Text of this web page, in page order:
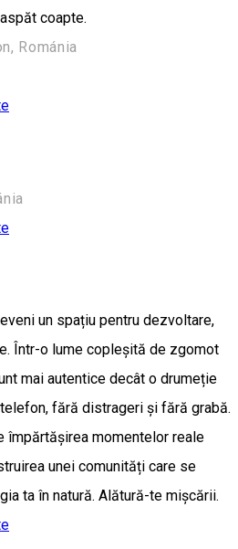
coapte.
Románia
un spațiu pentru dezvoltare,
Într-o lume copleșită de zgomot
mai autentice decât o drumeție
fără distrageri și fără grabă.
momentelor reale
unei comunități care se
ta în natură. Alătură-te mișcării.